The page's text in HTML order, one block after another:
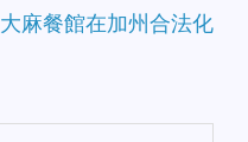
大麻餐館在加州合法化